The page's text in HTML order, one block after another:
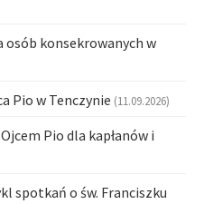
konsekrowanych w
Pio w Tenczynie (11.09.2026)
Pio dla kapłanów i
spotkań o św. Franciszku